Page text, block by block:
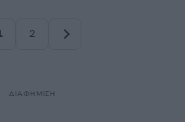
2
ΔΙΑΦΗΜΙΣΗ